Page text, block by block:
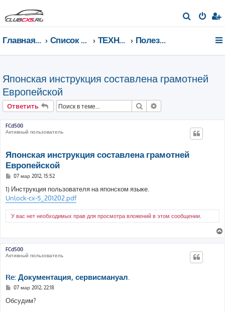
о
Главная страница Список форумов ТЕХНИЧЕСКИЙ РАЗДЕЛ Полезная информация
Японская инструкция составлена грамотней
Европейской
Ответить Поиск
FCd500
Активный пользователь
Японская инструкция составлена грамотней
Европейской
С
о
б
щ
н
и
е
07 мар 2012, 15:52
1) Инструкция пользователя на японском языке.
Unlock-cx-5_201202.pdf
У вас нет необходимых прав для просмотра вложений в этом сообщении.
FCd500
Активный пользователь
Re: Документация, сервисмануал.
С
о
б
07 мар 2012, 22:18
Обсудим?